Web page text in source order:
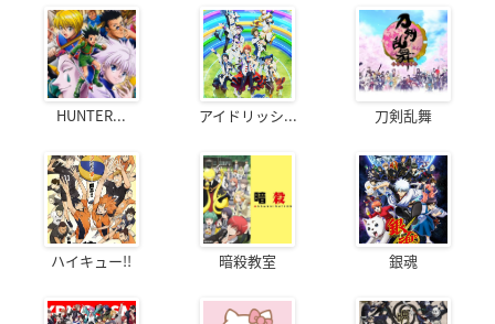
HUNTER... アイドリッシ... 刀剣乱舞
ハイキュー!! 暗殺教室 銀魂